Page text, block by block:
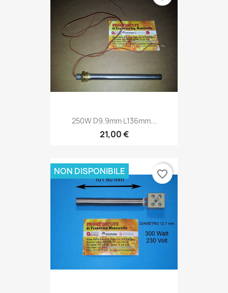
250W D9.9mm L136mm...
21,00 €
NON DISPONIBILE favorite_border